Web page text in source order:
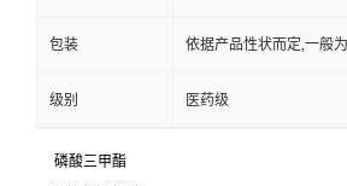
包装 依据产品性状而定,一般
级别 医药级
磷酸三甲酯